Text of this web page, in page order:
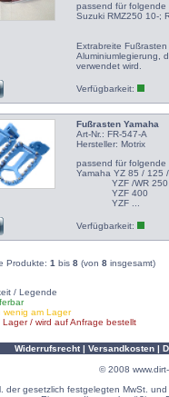
passend für folgende
Suzuki RMZ250 10-;
Extrabreite
Aluminiumlegierung,
verwendet wird.
Verfügbarkeit:
Fußrasten Yamaha
Art-Nr.: FR-547-A
Hersteller: Motrix
passend für folgende
Yamaha YZ 85 / 125
YZF /WR
YZF 400
YZF ...
Verfügbarkeit:
Produkte: 1 bis 8 (von 8 insgesamt)
/ Legende
wenig am Lager
/ wird auf Anfrage bestellt
Widerrufsrecht | Versandkosten |
© 2008
gesetzlich festgelegten MwSt.